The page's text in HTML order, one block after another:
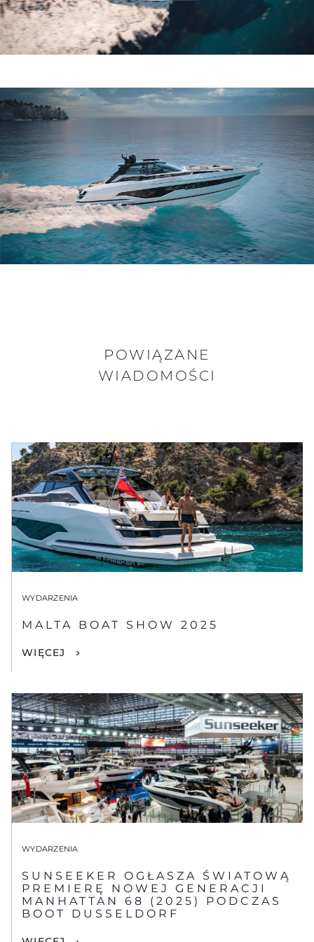
POWIĄZANE
WIADOMOŚCI
WYDARZENIA
MALTA BOAT SHOW 2025
WIĘCEJ
WYDARZENIA
SUNSEEKER OGŁASZA ŚWIATOWĄ
PREMIERĘ NOWEJ GENERACJI
MANHATTAN 68 (2025) PODCZAS
BOOT DUSSELDORF